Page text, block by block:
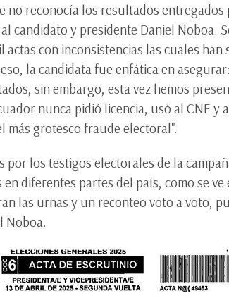
reconocía los resultados
candidato y presidente Daniel Noboa.
actas con inconsistencias las cuales
la candidata fue enfática en
sin embargo, esta vez hemos
nunca pidió licencia, usó al CNE y
más grotesco fraude electoral".
los testigos electorales de la
diferentes partes del país, como se
las urnas y un reconteo voto a voto,
Noboa.